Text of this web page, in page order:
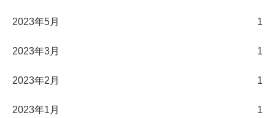
2023年5月 1
2023年3月 1
2023年2月 1
2023年1月 1